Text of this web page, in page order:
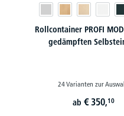
Rollcontainer PROFI
gedämpften
24 Varianten zur
ab € 350,10